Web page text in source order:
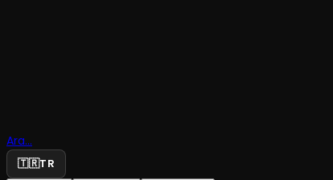
Ara...
🇹🇷TR